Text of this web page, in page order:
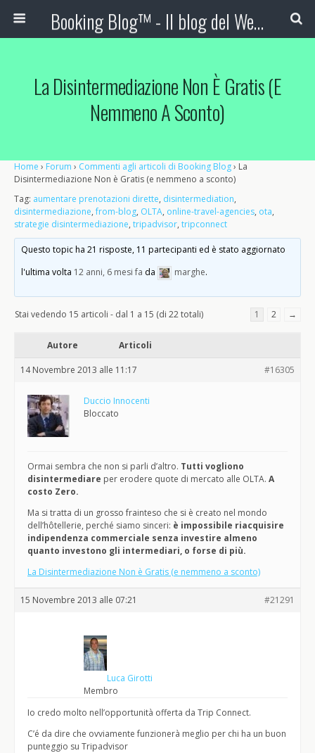
Booking Blog™ - Il blog del Web Marketing Turistico
La Disintermediazione Non È Gratis (e
Nemmeno A Sconto)
Home › Forum › Commenti agli articoli di Booking Blog› La
Disintermediazione Non è Gratis (e nemmeno a sconto)
Tag: aumentare prenotazioni dirette, disintermediation,
disintermediazione,from-blog, OLTA, online-travel-agencies, ota,
strategie disintermediazione, tripadvisor, tripconnect
Questo topic ha 21 risposte, 11 partecipanti ed è stato aggiornato
l'ultima volta 12 anni, 6 mesi fa da marghe.
Stai vedendo 15 articoli - dal 1 a 15 (di 22 totali) 1 2 →
Autore Articoli
14 Novembre 2013 alle 11:17 #16305
Duccio Innocenti
Bloccato
Ormai sembra che non si parli d’altro. Tutti vogliono
disintermediare per erodere quote di mercato alle OLTA. A
costo Zero.
Ma si tratta di un grosso frainteso che si è creato nel mondo
dell’hôtellerie, perché siamo sinceri: è impossibile riacquisire
indipendenza commerciale senza investire almeno
quanto investono gli intermediari, o forse di più.
La Disintermediazione Non è Gratis (e nemmeno a sconto)
15 Novembre 2013 alle 07:21 #21291
Luca Girotti
Membro
Io credo molto nell’opportunità offerta da Trip Connect.
C’é da dire che ovviamente funzionerà meglio per chi ha un buon
punteggio su Tripadvisor